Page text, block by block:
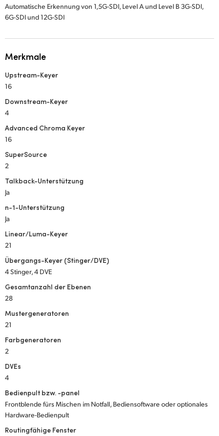
Automatische Erkennung von 1,5G-SDI, Level A und Level B 3G-SDI,
6G-SDI und 12G-SDI
Merkmale
Upstream-Keyer
16
Downstream-Keyer
4
Advanced Chroma Keyer
16
SuperSource
2
Talkback-Unterstützung
Ja
n-1-Unterstützung
Ja
Linear/Luma-Keyer
21
Übergangs-Keyer (Stinger/DVE)
4 Stinger, 4 DVE
Gesamtanzahl der Ebenen
28
Mustergeneratoren
21
Farbgeneratoren
2
DVEs
4
Bedienpult bzw. -panel
Frontblende fürs Mischen im Notfall, Bediensoftware oder optionales
Hardware-Bedienpult
Routingfähige Fenster